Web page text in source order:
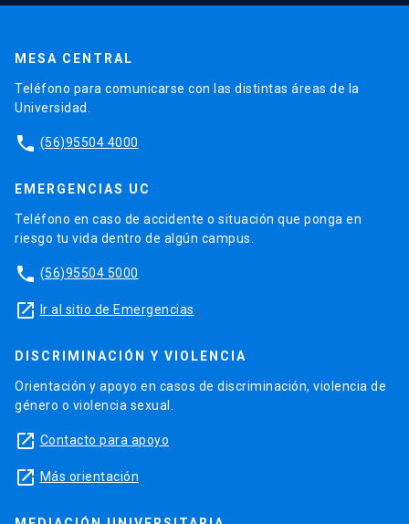
MESA CENTRAL
Teléfono para comunicarse con las distintas áreas de la
Universidad.
phone (56)95504 4000
EMERGENCIAS UC
Teléfono en caso de accidente o situación que ponga en
riesgo tu vida dentro de algún campus.
phone (56)95504 5000
launch Ir al sitio de Emergencias
DISCRIMINACIÓN Y VIOLENCIA
Orientación y apoyo en casos de discriminación, violencia de
género o violencia sexual.
launch Contacto para apoyo
launch Más orientación